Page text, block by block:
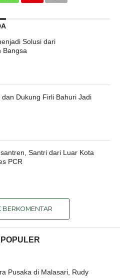
Solusi dari
Bangsa
Dukung Firli Bahuri Jadi
Santri dari Luar Kota
PCR
BERKOMENTAR
Pusaka di Malasari, Rudy